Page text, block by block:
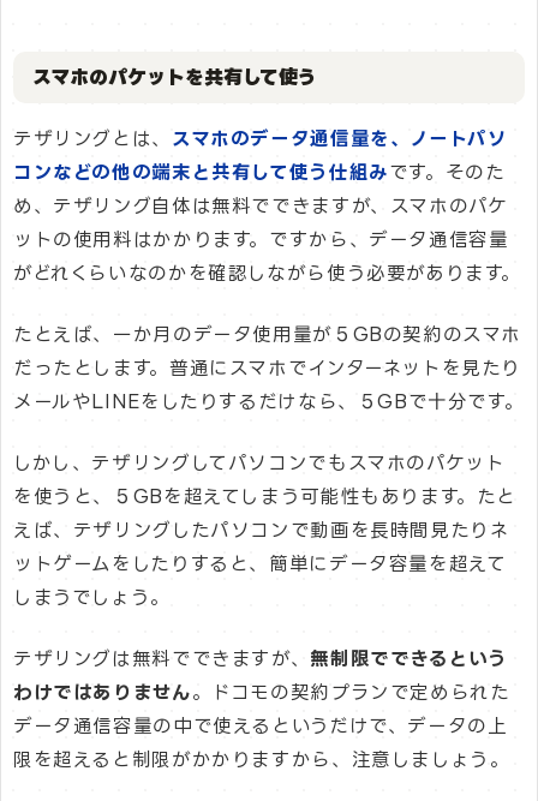
スマホのパケットを共有して使う
テザリングとは、 スマホのデータ通信量を、ノートパソ
コンなどの他の端末と共有して使う仕組みです。そのた
め、テザリング自体は無料でできますが、スマホのパケ
ットの使用料はかかります。ですから、データ通信容量
がどれくらいなのかを確認しながら使う必要があります。
たとえば、一か月のデータ使用量が５GBの契約のスマホ
だったとします。普通にスマホでインターネットを見たり
メールやLINEをしたりするだけなら、５GBで十分です。
しかし、テザリングしてパソコンでもスマホのパケット
を使うと、５GBを超えてしまう可能性もあります。たと
えば、テザリングしたパソコンで動画を長時間見たりネ
ットゲームをしたりすると、簡単にデータ容量を超えて
しまうでしょう。
テザリングは無料でできますが、 無制限でできるという
わけではありません。ドコモの契約プランで定められた
データ通信容量の中で使えるというだけで、データの上
限を超えると制限がかかりますから、注意しましょう。